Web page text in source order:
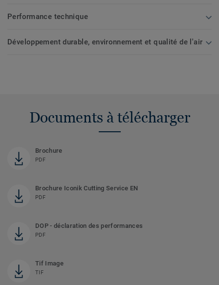
Performance technique
Développement durable, environnement et qualité de l'air
Documents à télécharger
Brochure
PDF
Brochure Iconik Cutting Service EN
PDF
DOP - déclaration des performances
PDF
Tif Image
TIF